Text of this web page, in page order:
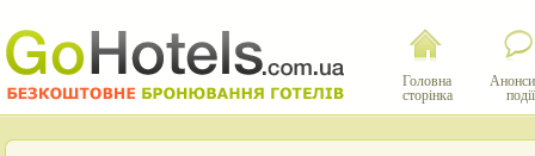
Головна
сторінка
події